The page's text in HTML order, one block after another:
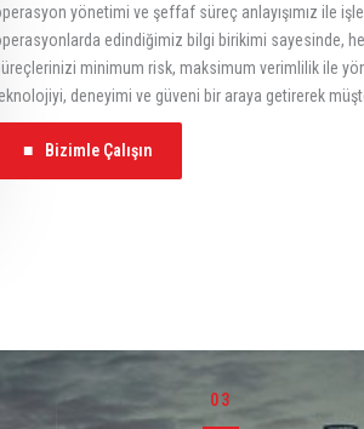
yönetimi ve şeffaf süreç anlayışımız ile
edindiğimiz bilgi birikimi sayesinde,
minimum risk, maksimum verimlilik ile
deneyimi ve güveni bir araya getirerek
■ Bizimle Çalışın
03